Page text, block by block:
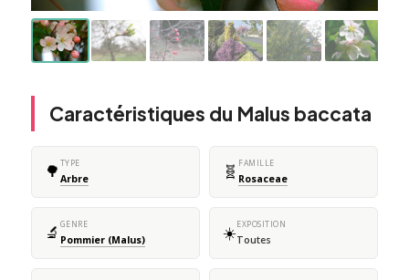
Caractéristiques du Malus baccata
🌳 TYPE
Arbre 🧬 FAMILLE
Rosaceae
🔬 GENRE
Pommier (Malus) ☀️EXPOSITION
Toutes